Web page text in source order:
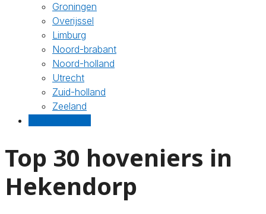
Groningen
Overijssel
Limburg
Noord-brabant
Noord-holland
Utrecht
Zuid-holland
Zeeland
Top 30 hoveniers in
Hekendorp